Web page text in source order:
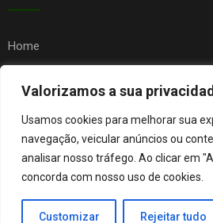
Valorizamos a sua
Usamos cookies para melhorar sua
navegação, veicular anúncios ou
analisar nosso tráfego. Ao clicar em
concorda com nosso uso de cookies.
Customizar Rejeitar tudo
Home
© Copyright Agro Metal Mecânica.
Orgânica